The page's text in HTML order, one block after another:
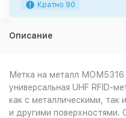
Кратно 90
Описание
Метка на металл
универсальная UHF RFID-
как с металлическими, так
и другими поверхностями.